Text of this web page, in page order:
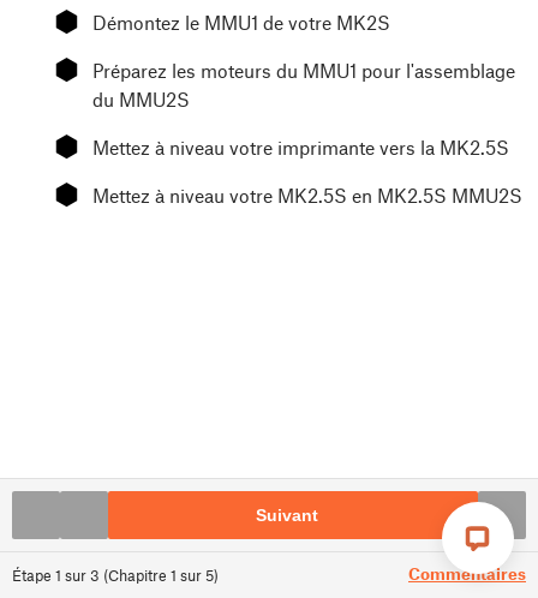
Étape 1 sur3 (Chapitre 1 sur 5) Commentaires
⬢ Démontez le MMU1 de votre MK2S
⬢
Préparez les moteurs du MMU1 pour l'assemblage
du MMU2S
⬢ Mettez à niveau votre imprimante vers la MK2.5S
⬢ Mettez à niveau votre MK2.5S en MK2.5S MMU2S
Suivant